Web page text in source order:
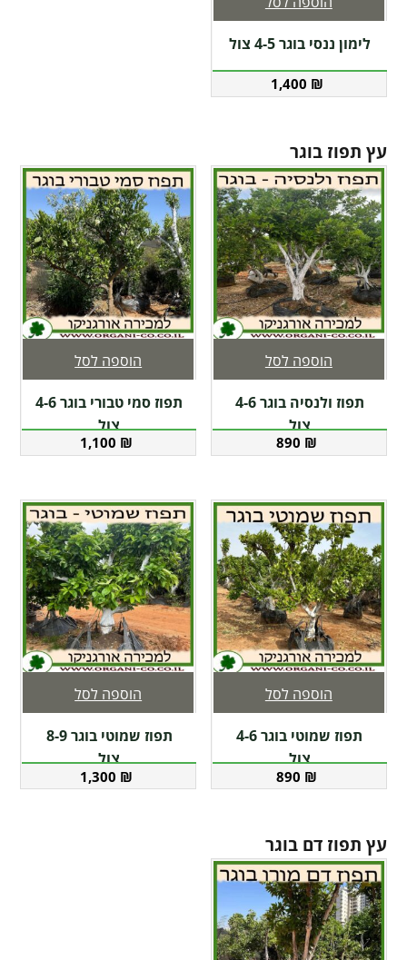
לימון ננסי בוגר 4-5 צול
1,400 ₪
עץ תפוז בוגר
תפוז ולנסיה בוגר 4-6
צול
890 ₪
הוספה לסל
תפוז סמי טבורי בוגר 4-6
צול
1,100 ₪
הוספה לסל
תפוז שמוטי בוגר 4-6
צול
890 ₪
הוספה לסל
תפוז שמוטי בוגר 8-9
צול
1,300 ₪
הוספה לסל
עץ תפוז דם בוגר